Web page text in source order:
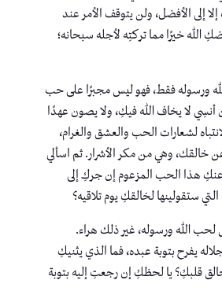
إلى الأفضل، ولن يتوقف الأمر عند
الله خيرًا مما تركتِه لأجله سبحانه؛
ورسوله فقط، فهو ليس مجبرًا على حب
لا يخاف الله فيكِ، ولا يصون عهدًا
لشعارات الحب والعشق والغرام،
خالقك، وهي من مكر الأشرار. ثم اسألي
هذا الحب المزعوم إن جركِ إلى
ستقولينها لخالقكِ يوم تلاقيه؟
لحب الله ورسوله، غير ذلك هراء.
يفرح بتوبة عبده، فما الذي يثنيكِ
قلبكِ؟ يا لحظكِ إن رجعتِ إليه بتوبة